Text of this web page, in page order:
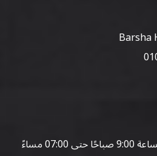
Barsha
مساءً